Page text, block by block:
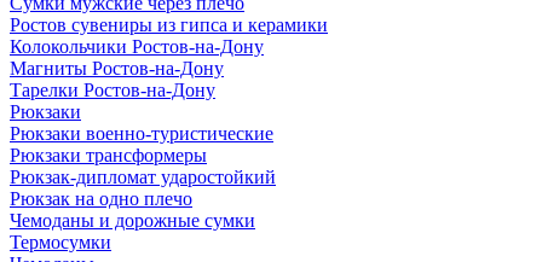
Ростов сувениры из гипса и керамики
Колокольчики Ростов-на-Дону
Магниты Ростов-на-Дону
Тарелки Ростов-на-Дону
Рюкзаки
Рюкзаки военно-туристические
Рюкзаки трансформеры
Рюкзак-дипломат ударостойкий
Рюкзак на одно плечо
Чемоданы и дорожные сумки
Термосумки